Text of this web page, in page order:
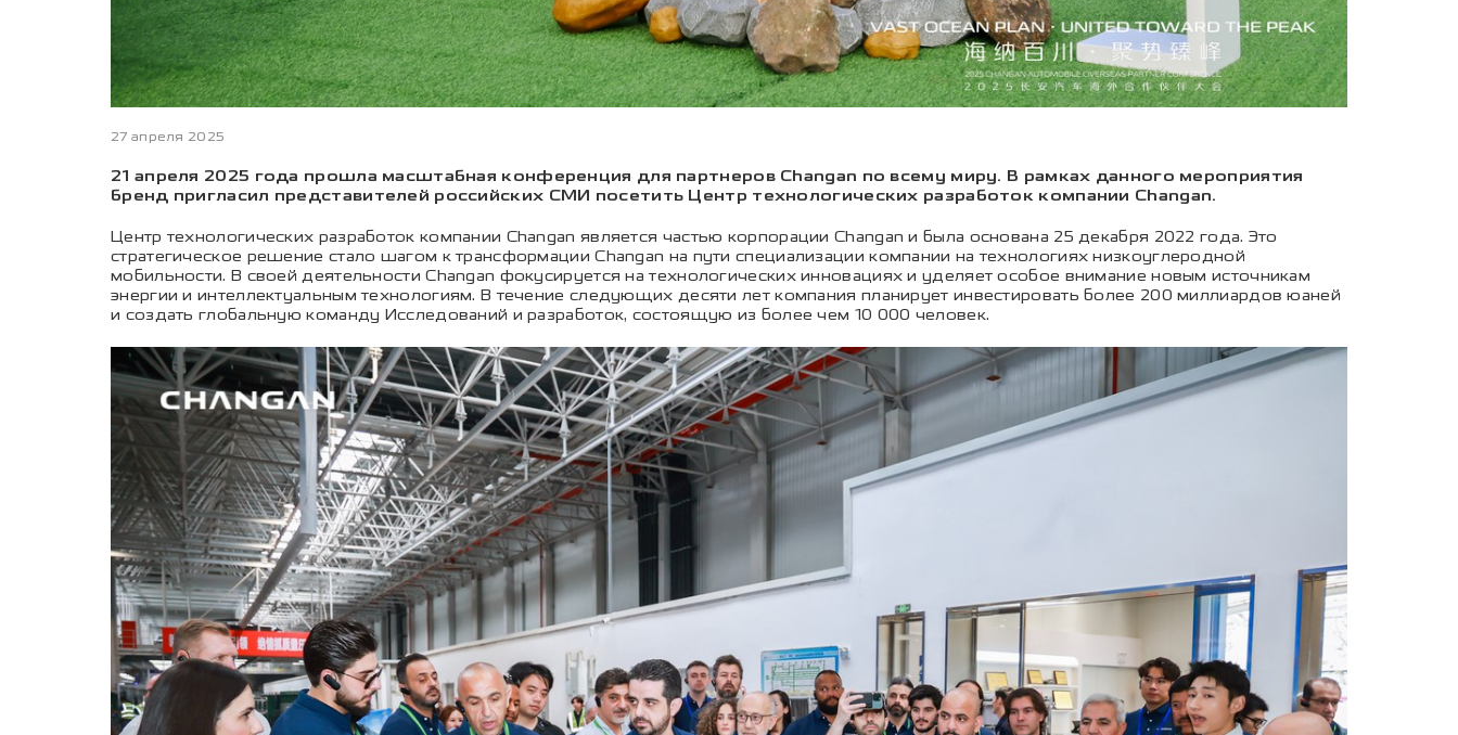
27 апреля 2025
21 апреля 2025 года прошла масштабная конференция для партнеров Changan по всему миру. В рамках данного мероприятия
бренд пригласил представителей российских СМИ посетить Центр технологических разработок компании Changan.
Центр технологических разработок компании Changan является частью корпорации Changan и была основана 25 декабря 2022 года. Это
стратегическое решение стало шагом к трансформации Changan на пути специализации компании на технологиях низкоуглеродной
мобильности. В своей деятельности Changan фокусируется на технологических инновациях и уделяет особое внимание новым источникам
энергии и интеллектуальным технологиям. В течение следующих десяти лет компания планирует инвестировать более 200 миллиардов юаней
и создать глобальную команду Исследований и разработок, состоящую из более чем 10 000 человек.